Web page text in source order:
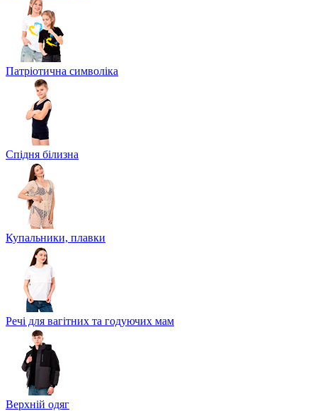
Патріотична символіка
Спідня білизна
Купальники, плавки
Речі для вагітних та годуючих мам
Верхній одяг